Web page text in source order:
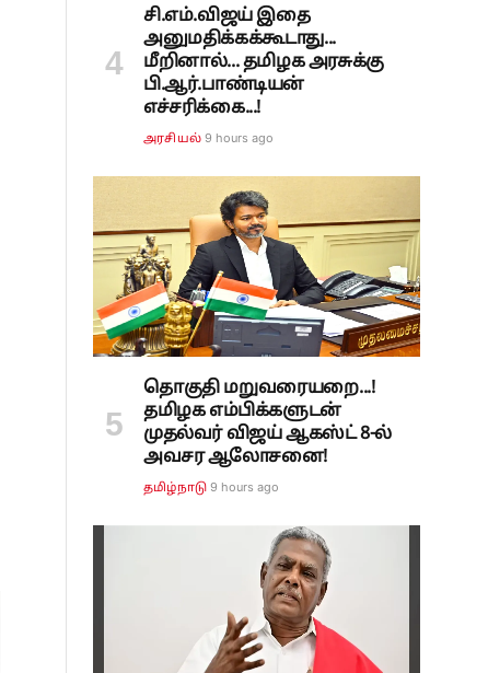
சி.எம்.விஜய் இதை
அனுமதிக்கக்கூடாது...
மீறினால்... தமிழக அரசுக்கு
பி.ஆர்.பாண்டியன்
எச்சரிக்கை...!
அரசியல் 9 hours ago
தொகுதி மறுவரையறை...!
தமிழக எம்பிக்களுடன்
முதல்வர் விஜய் ஆகஸ்ட் 8-ல்
அவசர ஆலோசனை!
தமிழ்நாடு 9 hours ago